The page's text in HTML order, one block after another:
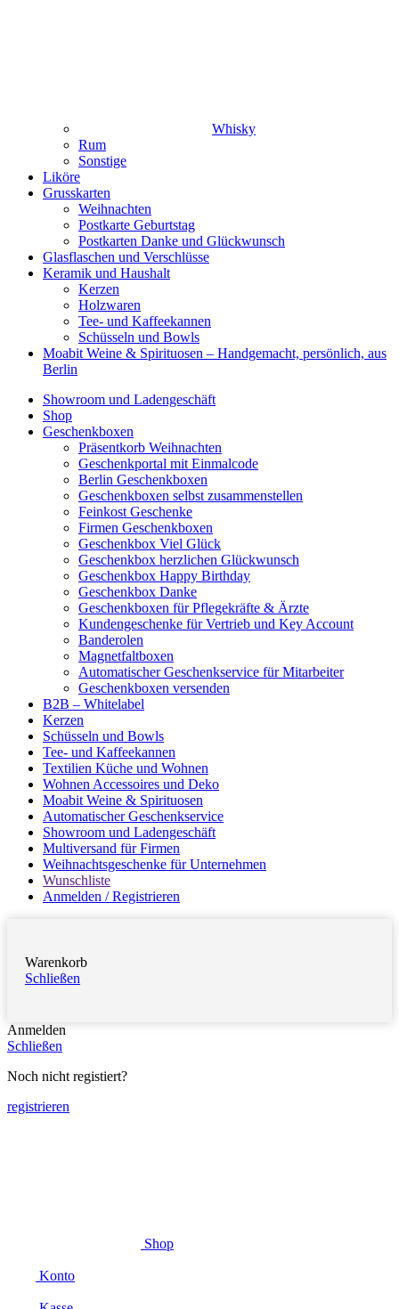
Whisky
Rum
Sonstige
Liköre
Grusskarten
Weihnachten
Postkarte Geburtstag
Postkarten Danke und Glückwunsch
Glasflaschen und Verschlüsse
Keramik und Haushalt
Kerzen
Holzwaren
Tee- und Kaffeekannen
Schüsseln und Bowls
Moabit Weine & Spirituosen – Handgemacht, persönlich, aus
Berlin
Showroom und Ladengeschäft
Shop
Geschenkboxen
Präsentkorb Weihnachten
Geschenkportal mit Einmalcode
Berlin Geschenkboxen
Geschenkboxen selbst zusammenstellen
Feinkost Geschenke
Firmen Geschenkboxen
Geschenkbox Viel Glück
Geschenkbox herzlichen Glückwunsch
Geschenkbox Happy Birthday
Geschenkbox Danke
Geschenkboxen für Pflegekräfte & Ärzte
Kundengeschenke für Vertrieb und Key Account
Banderolen
Magnetfaltboxen
Automatischer Geschenkservice für Mitarbeiter
Geschenkboxen versenden
B2B – Whitelabel
Kerzen
Schüsseln und Bowls
Tee- und Kaffeekannen
Textilien Küche und Wohnen
Wohnen Accessoires und Deko
Moabit Weine & Spirituosen
Automatischer Geschenkservice
Showroom und Ladengeschäft
Multiversand für Firmen
Weihnachtsgeschenke für Unternehmen
Wunschliste
Anmelden / Registrieren
Warenkorb
Schließen
Anmelden
Schließen
Noch nicht registiert?
registrieren
Shop
Konto